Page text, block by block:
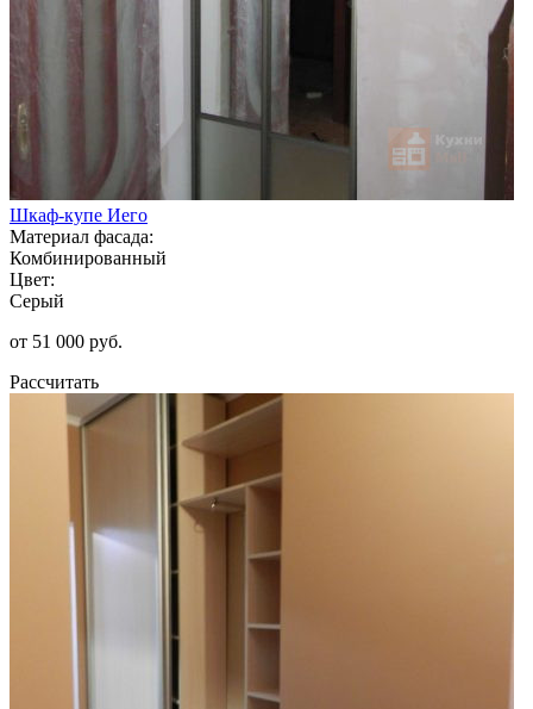
Шкаф-купе Иего
Материал фасада:
Комбинированный
Цвет:
Серый
от 51 000 руб.
Рассчитать